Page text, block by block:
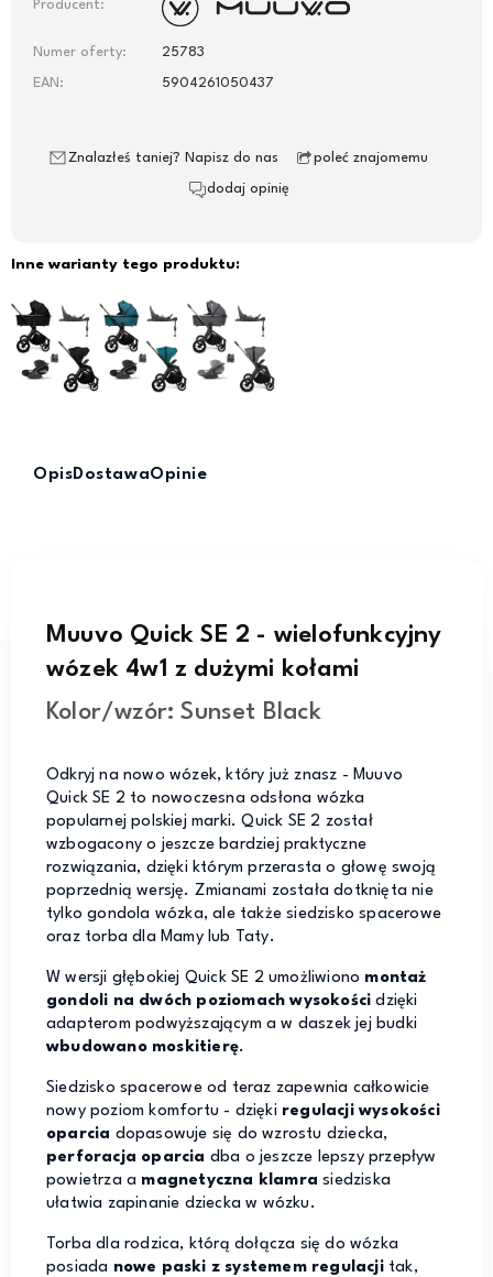
Producent:
Numer oferty: 25783
EAN: 5904261050437
Znalazłeś taniej? Napisz do nas poleć znajomemu
dodaj opinię
Inne warianty tego produktu:
OpisDostawaOpinie
Muuvo Quick SE 2 - wielofunkcyjny
wózek 4w1 z dużymi kołami
Kolor/wzór: Sunset Black
Odkryj na nowo wózek, który już znasz - Muuvo
Quick SE 2 to nowoczesna odsłona wózka
popularnej polskiej marki. Quick SE 2 został
wzbogacony o jeszcze bardziej praktyczne
rozwiązania, dzięki którym przerasta o głowę swoją
poprzednią wersję. Zmianami została dotknięta nie
tylko gondola wózka, ale także siedzisko spacerowe
oraz torba dla Mamy lub Taty.
W wersji głębokiej Quick SE 2 umożliwiono montaż
gondoli na dwóch poziomach wysokości dzięki
adapterom podwyższającym a w daszek jej budki
wbudowano moskitierę.
Siedzisko spacerowe od teraz zapewnia całkowicie
nowy poziom komfortu - dzięki regulacji wysokości
oparcia dopasowuje się do wzrostu dziecka,
perforacja oparcia dba o jeszcze lepszy przepływ
powietrza a magnetyczna klamra siedziska
ułatwia zapinanie dziecka w wózku.
Torba dla rodzica, którą dołącza się do wózka
posiada nowe paski z systemem regulacji tak,